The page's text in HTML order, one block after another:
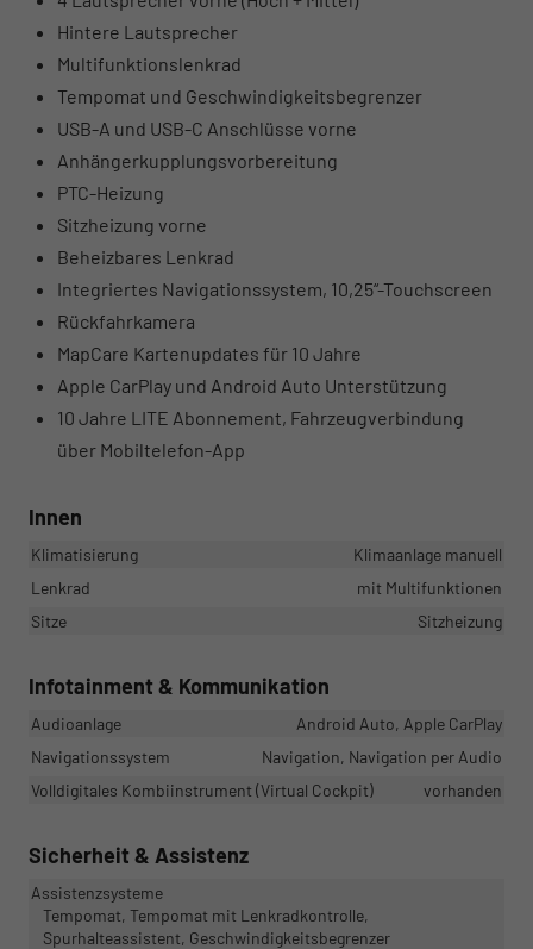
Hintere Lautsprecher
Multifunktionslenkrad
Tempomat und Geschwindigkeitsbegrenzer
USB-A und USB-C Anschlüsse vorne
Anhängerkupplungsvorbereitung
PTC-Heizung
Sitzheizung vorne
Beheizbares Lenkrad
Integriertes Navigationssystem, 10,25“-Touchscreen
Rückfahrkamera
MapCare Kartenupdates für 10 Jahre
Apple CarPlay und Android Auto Unterstützung
10 Jahre LITE Abonnement, Fahrzeugverbindung
über Mobiltelefon-App
Innen
Klimatisierung
Klimaanlage manuell
Lenkrad
mit Multifunktionen
Sitze
Sitzheizung
Infotainment & Kommunikation
Audioanlage
Android Auto, Apple CarPlay
Navigationssystem
Navigation, Navigation per Audio
Volldigitales Kombiinstrument (Virtual Cockpit)
vorhanden
Sicherheit & Assistenz
Assistenzsysteme
Tempomat, Tempomat mit Lenkradkontrolle,
Spurhalteassistent, Geschwindigkeitsbegrenzer